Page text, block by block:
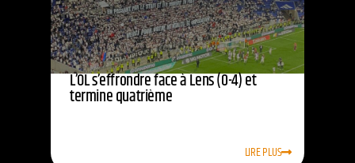
L’OL s’effrondre face à Lens (0-4) et
termine quatrième
LIRE PLUS